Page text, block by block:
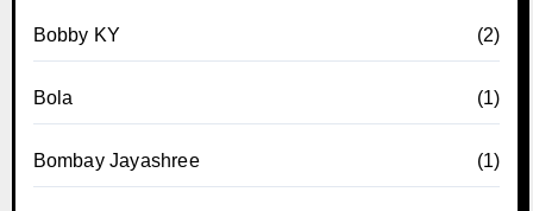
Bobby KY (2)
Bola (1)
Bombay Jayashree (1)